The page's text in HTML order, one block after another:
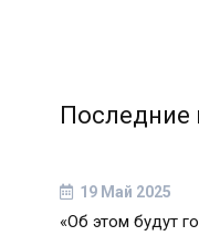
Последние
19 Май 2025
«Об этом будут